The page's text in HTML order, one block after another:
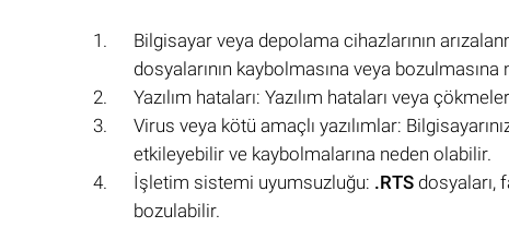
Bilgisayar veya depolama cihazlarının
dosyalarının kaybolmasına veya bozulmasına
Yazılım hataları: Yazılım hataları veya
Virus veya kötü amaçlı yazılımlar:
etkileyebilir ve kaybolmalarına neden olabilir.
İşletim sistemi uyumsuzluğu: .RTS dosyaları,
bozulabilir.